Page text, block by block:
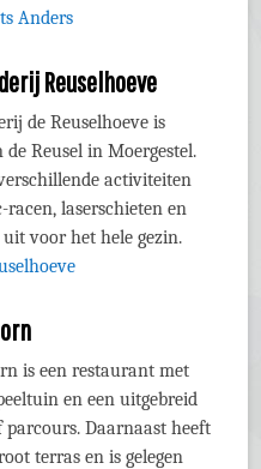
Anders
Reuselhoeve
de Reuselhoeve is
de Reusel in Moergestel.
activiteiten
racen, laserschieten en
voor het hele gezin.
is een restaurant met
en een uitgebreid
parcours. Daarnaast heeft
terras en is gelegen